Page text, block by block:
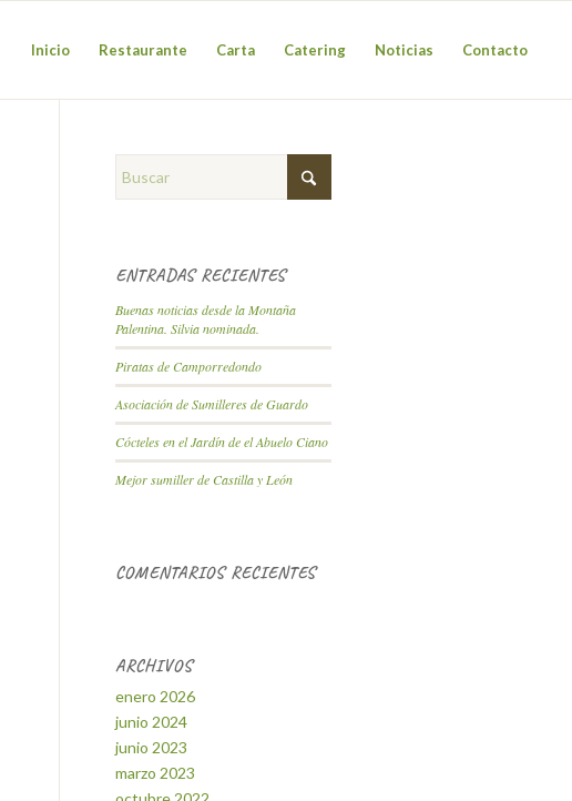
Inicio Restaurante Carta Catering Noticias Contacto
ENTRADAS RECIENTES
Buenas noticias desde la Montaña
Palentina. Silvia nominada.
Piratas de Camporredondo
Asociación de Sumilleres de Guardo
Cócteles en el Jardín de el Abuelo Ciano
Mejor sumiller de Castilla y León
COMENTARIOS RECIENTES
ARCHIVOS
enero 2026
junio 2024
junio 2023
marzo 2023